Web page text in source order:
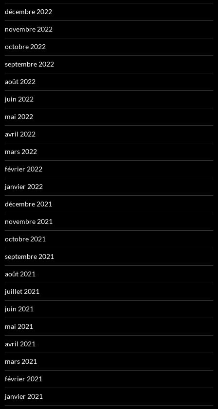
décembre 2022
novembre 2022
octobre 2022
septembre 2022
août 2022
juin 2022
mai 2022
avril 2022
mars 2022
février 2022
janvier 2022
décembre 2021
novembre 2021
octobre 2021
septembre 2021
août 2021
juillet 2021
juin 2021
mai 2021
avril 2021
mars 2021
février 2021
janvier 2021